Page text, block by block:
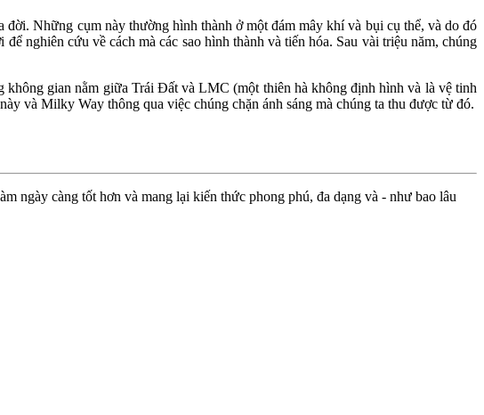
Những cụm này thường hình thành ở một đám mây khí và bụi cụ thể, và do đó
nghiên cứu về cách mà các sao hình thành và tiến hóa. Sau vài triệu năm, chúng
gian nằm giữa Trái Đất và LMC (một thiên hà không định hình và là vệ tinh
và Milky Way thông qua việc chúng chặn ánh sáng mà chúng ta thu được từ đó.
ngày càng tốt hơn và mang lại kiến thức phong phú, đa dạng và - như bao lâu